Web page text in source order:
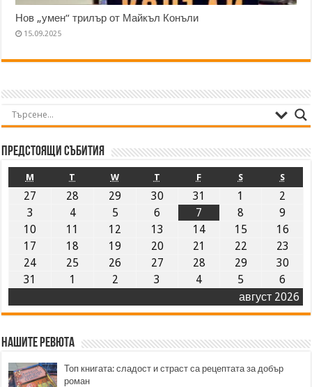
Нов „умен“ трилър от Майкъл Конъли
15.09.2025
Предстоящи събития
август 2026
M T W T F S S
27 28 29 30 31 1
2
3
4 5 6 7 8
9
10
11 12 13 14 15
16
17
18 19 20 21 22
23
24
25 26 27 28 29
30
31
1 2 3 4 5 6
Нашите ревюта
Топ книгата: сладост и страст са рецептата за добър
роман